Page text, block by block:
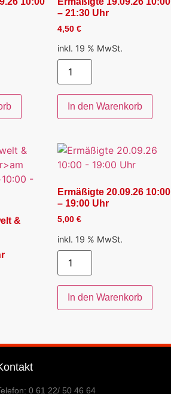
– 21:30 Uhr
4,50 €
inkl. 19 % MwSt.
In den Warenkorb
&
Ermäßigte 20.09.26 10:00
– 19:00 Uhr
5,00 €
inkl. 19 % MwSt.
In den Warenkorb
0 61 22/ 50 46 64